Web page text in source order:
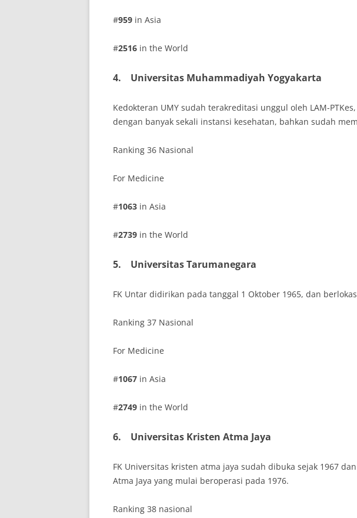
#959 in Asia
#2516 in the World
4. Universitas Muhammadiyah Yogyakarta
Kedokteran UMY sudah terakreditasi unggul oleh LAM-
dengan banyak sekali instansi kesehatan, bahkan sudah
Ranking 36 Nasional
For Medicine
#1063 in Asia
#2739 in the World
5. Universitas Tarumanegara
FK Untar didirikan pada tanggal 1 Oktober 1965, dan
Ranking 37 Nasional
For Medicine
#1067 in Asia
#2749 in the World
6. Universitas Kristen Atma Jaya
FK Universitas kristen atma jaya sudah dibuka sejak 1967
Atma Jaya yang mulai beroperasi pada 1976.
Ranking 38 nasional